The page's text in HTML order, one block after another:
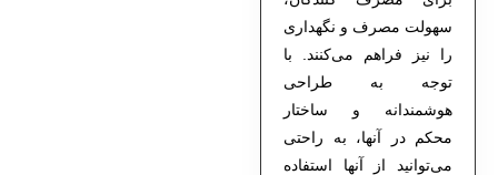
سهولت مصرف و نگهداری
را نیز فراهم می‌کنند. با
توجه به طراحی
هوشمندانه و ساختار
محکم در آنها، به راحتی
می‌توانید از آنها استفاده